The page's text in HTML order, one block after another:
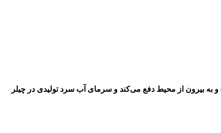
به بیرون از محیط دفع می‌کند و سرمای آب سرد تولیدی در چیلر